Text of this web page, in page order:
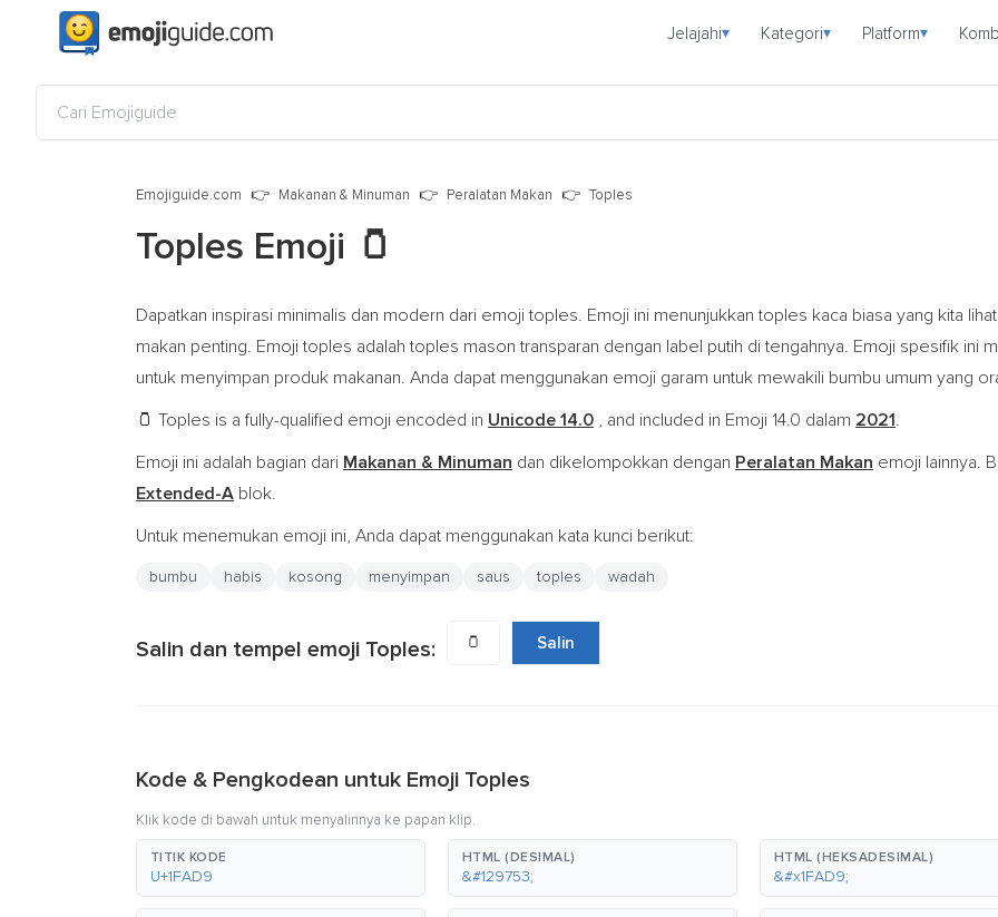
Jelajahi▾ Kategori▾ Platform▾
Emojiguide.com Makanan & Minuman Peralatan Makan Toples
Toples Emoji 🫙
Dapatkan inspirasi minimalis dan modern dari emoji toples. Emoji ini menunjukkan toples kaca biasa yang kita
makan penting. Emoji toples adalah toples mason transparan dengan label putih di tengahnya. Emoji spesifik ini
untuk menyimpan produk makanan. Anda dapat menggunakan emoji garam untuk mewakili bumbu umum yang
🫙 Toples is a fully-qualified emoji encoded in Unicode 14.0 , and included in Emoji 14.0 dalam 2021.
Emoji ini adalah bagian dari Makanan & Minuman dan dikelompokkan dengan Peralatan Makan emoji lainnya.
Extended-A blok.
Untuk menemukan emoji ini, Anda dapat menggunakan kata kunci berikut:
bumbu habis kosong menyimpan saus toples wadah
Salin dan tempel emoji Toples: 🫙 Salin
Kode & Pengkodean untuk Emoji Toples
Klik kode di bawah untuk menyalinnya ke papan klip.
TITIK KODE
U+1FAD9
HTML (DESIMAL)
&#129753;
HTML (HEKSADESIMAL)
&#x1FAD9;